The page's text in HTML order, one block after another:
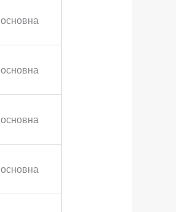
основна
основна
основна
основна